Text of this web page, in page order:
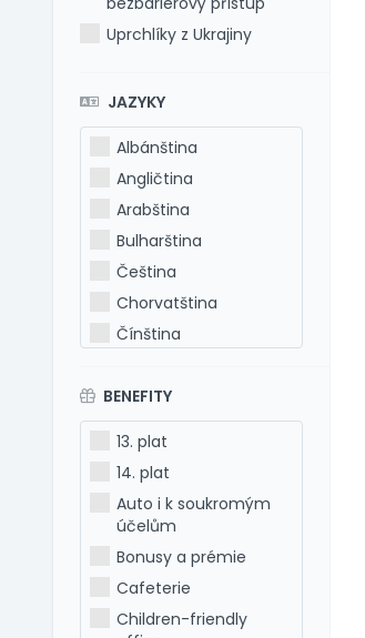
Uprchlíky z Ukrajiny
JAZYKY
Albánština
Angličtina
Arabština
Bulharština
Čeština
Chorvatština
Čínština
Francouzština
Hebrejština
Holandština
Italština
Japonština
Latina
Litevština
Lotyšština
BENEFITY
13. plat
14. plat
Auto i k soukromým
účelům
Bonusy a prémie
Cafeterie
Children-friendly